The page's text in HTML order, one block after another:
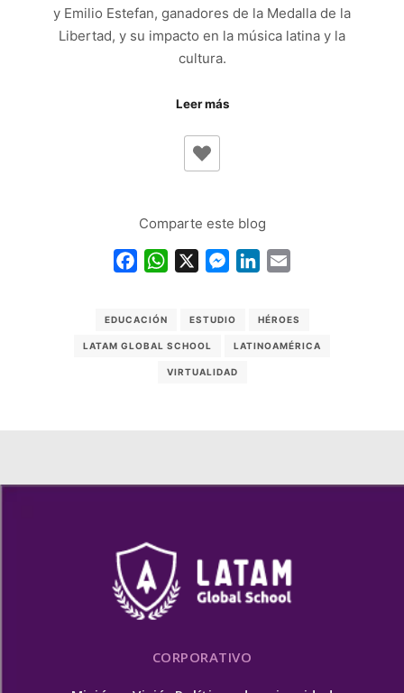
y Emilio Estefan, ganadores de la Medalla de la
Libertad, y su impacto en la música latina y la
cultura.
Leer más
Comparte este blog
FacebookWhatsApp Messenger
LinkedIn
EDUCACIÓN ESTUDIO HÉROES
LATAM GLOBAL SCHOOL LATINOAMÉRICA
VIRTUALIDAD
CORPORATIVO